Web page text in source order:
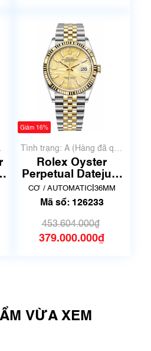
Giảm 16%
Tình trạng: A (Hàng đã qua
sử dụng nhưng rất đẹp,
không có xước)
Rolex Oyster
Perpetual Datejust
36, ref. 126233, mặt
số vàng họa tiết lá
CƠ / AUTOMATIC| 36MM
Mã số: 126233
453.604.000₫
379.000.000₫
VỪA XEM